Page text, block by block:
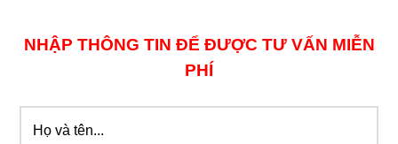
NHẬP THÔNG TIN ĐỂ ĐƯỢC TƯ VẤN MIỄN
PHÍ